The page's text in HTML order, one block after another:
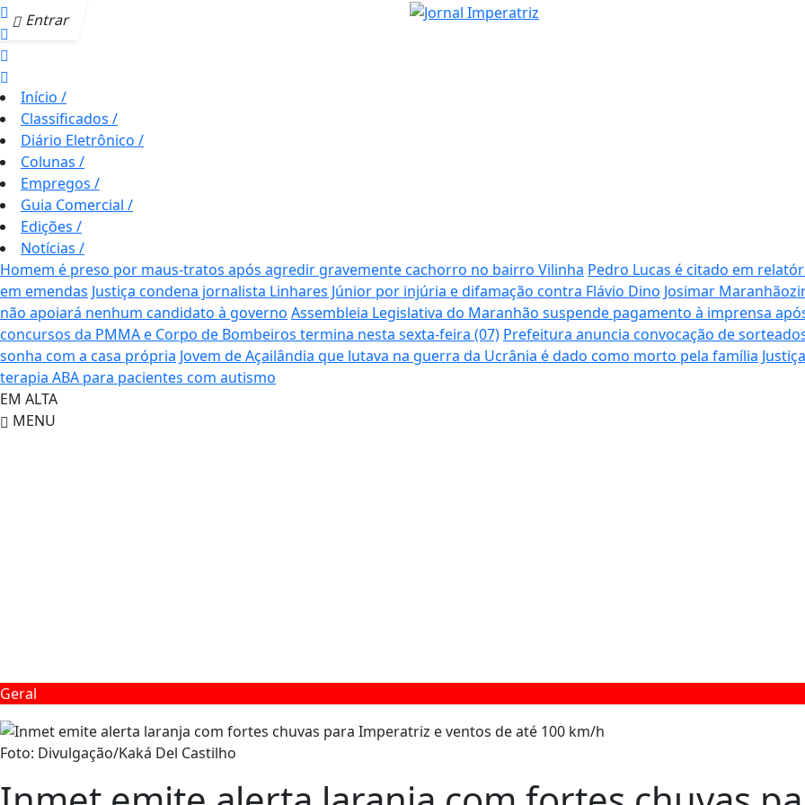
Entrar
Início /
Classificados /
Diário Eletrônico /
Colunas /
Empregos /
Guia Comercial /
Edições /
Notícias /
Homem é preso por maus-tratos após agredir gravemente cachorro no bairro Vilinha Pedro Lucas é citado em
em emendas Justiça condena jornalista Linhares Júnior por injúria e difamação contra Flávio Dino Josimar
não apoiará nenhum candidato à governo Assembleia Legislativa do Maranhão suspende pagamento à imprensa
concursos da PMMA e Corpo de Bombeiros termina nesta sexta-feira (07) Prefeitura anuncia convocação de
sonha com a casa própria Jovem de Açailândia que lutava na guerra da Ucrânia é dado como morto pela família
terapia ABA para pacientes com autismo
EM ALTA
MENU
Geral
Foto: Divulgação/Kaká Del Castilho